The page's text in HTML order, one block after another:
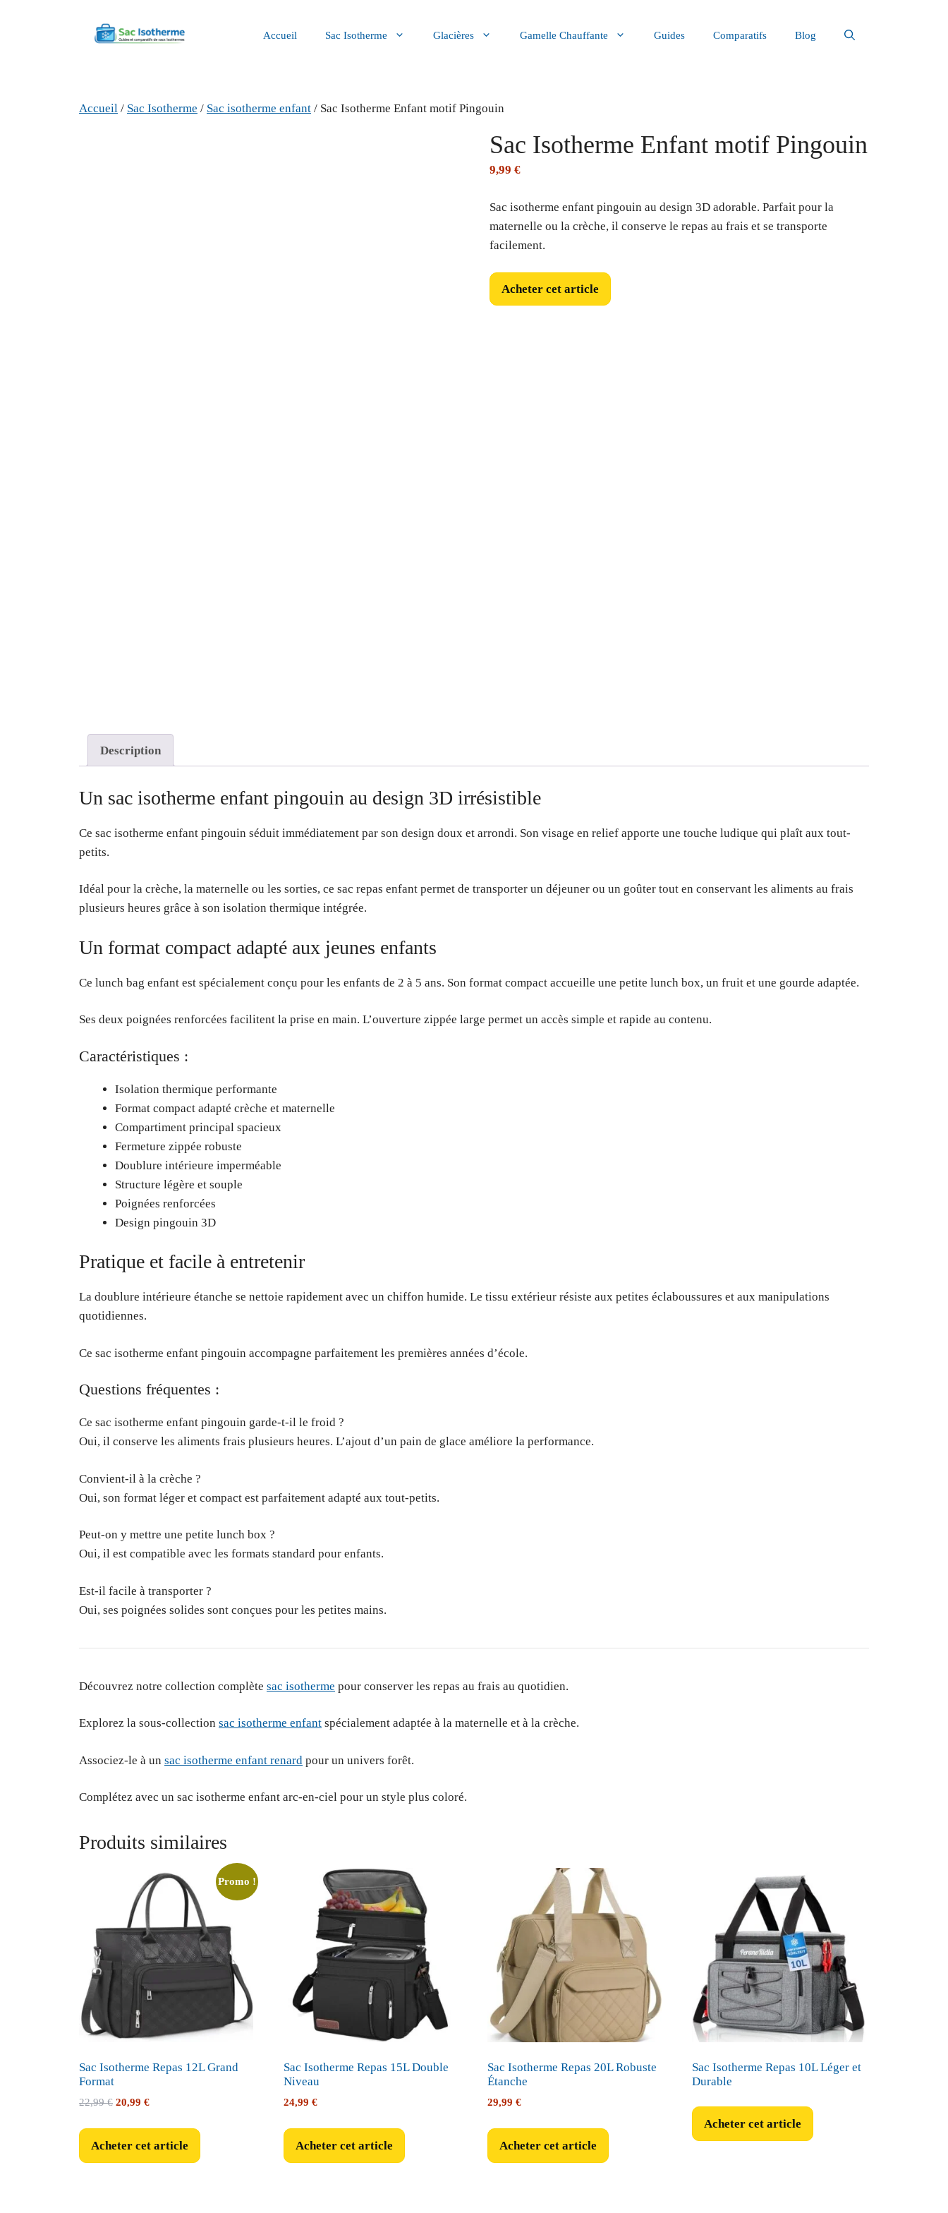
Accueil Sac Isotherme Glacières Gamelle Chauffante Guides Comparatifs Blog
Accueil / Sac Isotherme / Sac isotherme enfant / Sac Isotherme Enfant motif Pingouin
Sac Isotherme Enfant motif Pingouin
9,99€
Sac isotherme enfant pingouin au design 3D adorable. Parfait pour la
maternelle ou la crèche, il conserve le repas au frais et se transporte
facilement.
Acheter cet article
Description
Un sac isotherme enfant pingouin au design 3D irrésistible
Ce sac isotherme enfant pingouin séduit immédiatement par son design doux et arrondi. Son visage en relief apporte une touche ludique qui plaît aux tout-
petits.
Idéal pour la crèche, la maternelle ou les sorties, ce sac repas enfant permet de transporter un déjeuner ou un goûter tout en conservant les aliments au frais
plusieurs heures grâce à son isolation thermique intégrée.
Un format compact adapté aux jeunes enfants
Ce lunch bag enfant est spécialement conçu pour les enfants de 2 à 5 ans. Son format compact accueille une petite lunch box, un fruit et une gourde adaptée.
Ses deux poignées renforcées facilitent la prise en main. L’ouverture zippée large permet un accès simple et rapide au contenu.
Caractéristiques :
Isolation thermique performante
Format compact adapté crèche et maternelle
Compartiment principal spacieux
Fermeture zippée robuste
Doublure intérieure imperméable
Structure légère et souple
Poignées renforcées
Design pingouin 3D
Pratique et facile à entretenir
La doublure intérieure étanche se nettoie rapidement avec un chiffon humide. Le tissu extérieur résiste aux petites éclaboussures et aux manipulations
quotidiennes.
Ce sac isotherme enfant pingouin accompagne parfaitement les premières années d’école.
Questions fréquentes :
Ce sac isotherme enfant pingouin garde-t-il le froid ?
Oui, il conserve les aliments frais plusieurs heures. L’ajout d’un pain de glace améliore la performance.
Convient-il à la crèche ?
Oui, son format léger et compact est parfaitement adapté aux tout-petits.
Peut-on y mettre une petite lunch box ?
Oui, il est compatible avec les formats standard pour enfants.
Est-il facile à transporter ?
Oui, ses poignées solides sont conçues pour les petites mains.
Découvrez notre collection complète sac isotherme pour conserver les repas au frais au quotidien.
Explorez la sous-collection sac isotherme enfant spécialement adaptée à la maternelle et à la crèche.
Associez-le à un sac isotherme enfant renard pour un univers forêt.
Complétez avec un sac isotherme enfant arc-en-ciel pour un style plus coloré.
Produits similaires
Promo !
Sac Isotherme Repas 12L Grand
Format
22,99€ Le
était :
22,99 €.
20,99 €Le
est :
20,99 €.
Acheter cet article
Sac Isotherme Repas 15L Double
Niveau
24,99 €
Acheter cet article
Sac Isotherme Repas 20L Robuste
Étanche
29,99 €
Acheter cet article
Sac Isotherme Repas 10L Léger et
Durable
Acheter cet article